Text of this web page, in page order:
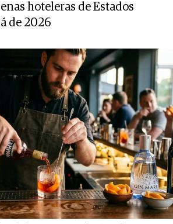
hoteleras de Estados
de 2026